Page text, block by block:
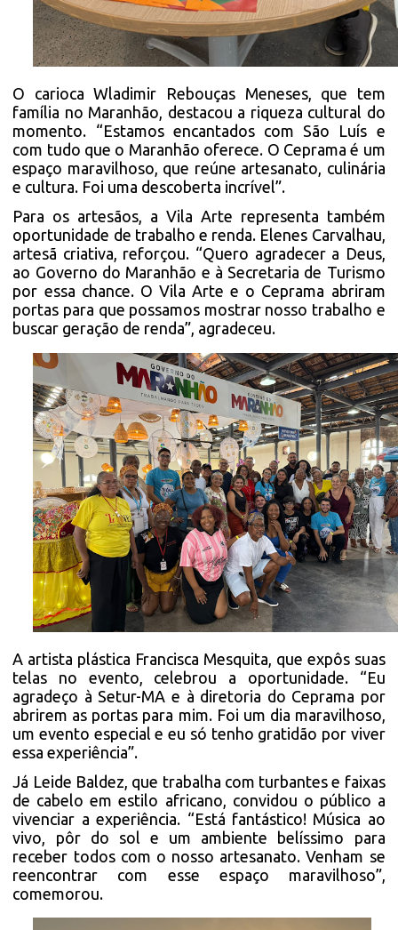
O carioca Wladimir Rebouças Meneses, que tem
família no Maranhão, destacou a riqueza cultural do
momento. “Estamos encantados com São Luís e
com tudo que o Maranhão oferece. O Ceprama é um
espaço maravilhoso, que reúne artesanato, culinária
e cultura. Foi uma descoberta incrível”.
Para os artesãos, a Vila Arte representa também
oportunidade de trabalho e renda. Elenes Carvalhau,
artesã criativa, reforçou. “Quero agradecer a Deus,
ao Governo do Maranhão e à Secretaria de Turismo
por essa chance. O Vila Arte e o Ceprama abriram
portas para que possamos mostrar nosso trabalho e
buscar geração de renda”, agradeceu.
A artista plástica Francisca Mesquita, que expôs suas
telas no evento, celebrou a oportunidade. “Eu
agradeço à Setur-MA e à diretoria do Ceprama por
abrirem as portas para mim. Foi um dia maravilhoso,
um evento especial e eu só tenho gratidão por viver
essa experiência”.
Já Leide Baldez, que trabalha com turbantes e faixas
de cabelo em estilo africano, convidou o público a
vivenciar a experiência. “Está fantástico! Música ao
vivo, pôr do sol e um ambiente belíssimo para
receber todos com o nosso artesanato. Venham se
reencontrar com esse espaço maravilhoso”,
comemorou.